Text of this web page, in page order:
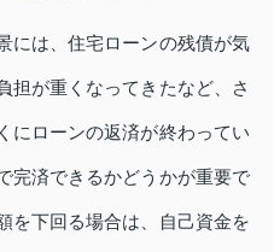
には、住宅ローンの残債が気
担が重くなってきたなど、さ
にローンの返済が終わってい
完済できるかどうかが重要で
を下回る場合は、自己資金を